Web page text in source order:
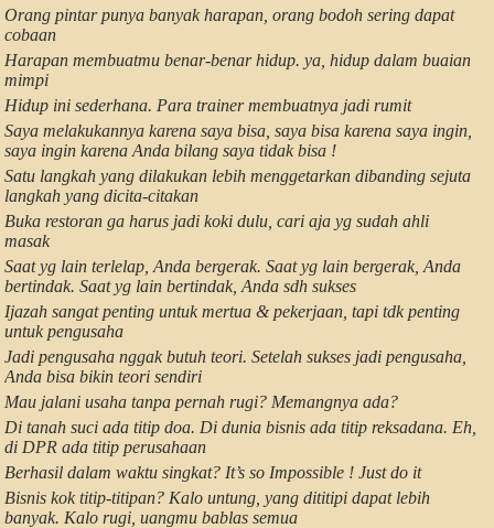
Orang pintar punya banyak harapan, orang bodoh sering dapat
cobaan
Harapan membuatmu benar-benar hidup. ya, hidup dalam buaian
mimpi
Hidup ini sederhana. Para trainer membuatnya jadi rumit
Saya melakukannya karena saya bisa, saya bisa karena saya ingin,
saya ingin karena Anda bilang saya tidak bisa !
Satu langkah yang dilakukan lebih menggetarkan dibanding sejuta
langkah yang dicita-citakan
Buka restoran ga harus jadi koki dulu, cari aja yg sudah ahli
masak
Saat yg lain terlelap, Anda bergerak. Saat yg lain bergerak, Anda
bertindak. Saat yg lain bertindak, Anda sdh sukses
Ijazah sangat penting untuk mertua & pekerjaan, tapi tdk penting
untuk pengusaha
Jadi pengusaha nggak butuh teori. Setelah sukses jadi pengusaha,
Anda bisa bikin teori sendiri
Mau jalani usaha tanpa pernah rugi? Memangnya ada?
Di tanah suci ada titip doa. Di dunia bisnis ada titip reksadana. Eh,
di DPR ada titip perusahaan
Berhasil dalam waktu singkat? It’s so Impossible ! Just do it
Bisnis kok titip-titipan? Kalo untung, yang dititipi dapat lebih
banyak. Kalo rugi, uangmu bablas semua